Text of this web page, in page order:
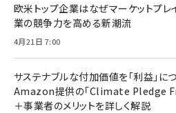
欧米トップ企業はなぜマーケットプ
業の競争力を高める新潮流
4月21日 7:00
サステナブルな付加価値を「利益」に
Amazon提供の「Climate Pledge
＋事業者のメリットを詳しく解説